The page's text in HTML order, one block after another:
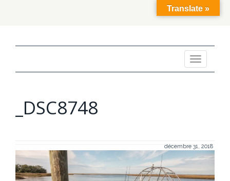
Toggle
navigation
_DSC8748
décembre 31, 2018
Translate »